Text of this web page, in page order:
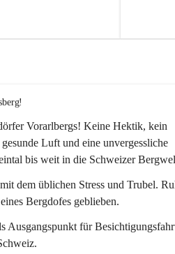
Vorarlbergs! Keine Hektik, kein
Luft und eine unvergessliche
bis weit in die Schweizer
dem üblichen Stress und Trubel.
Bergdofes geblieben.
Ausgangspunkt für